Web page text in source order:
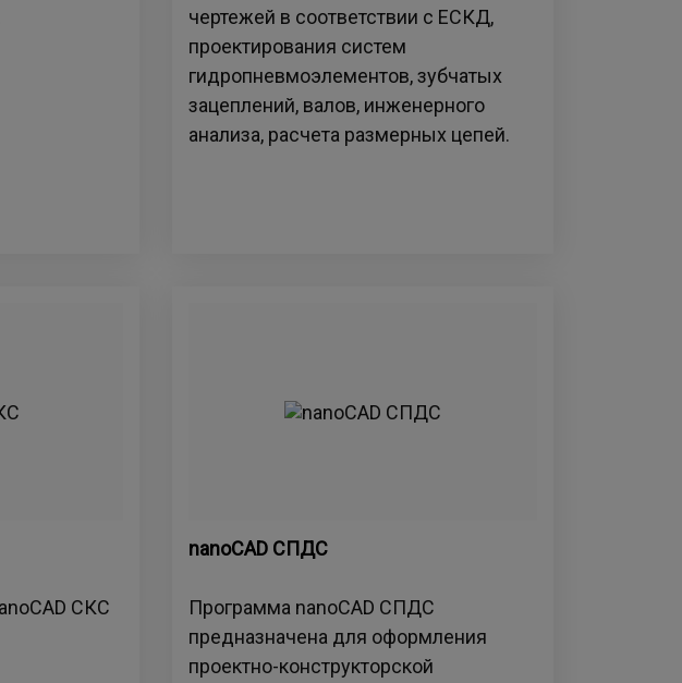
чертежей в соответствии с ЕСКД,
проектирования систем
гидропневмоэлементов, зубчатых
зацеплений, валов, инженерного
анализа, расчета размерных цепей.
СКС
nanoCAD СПДС
Программа nanoCAD СПДС
предназначена для оформления
проектно-конструкторской